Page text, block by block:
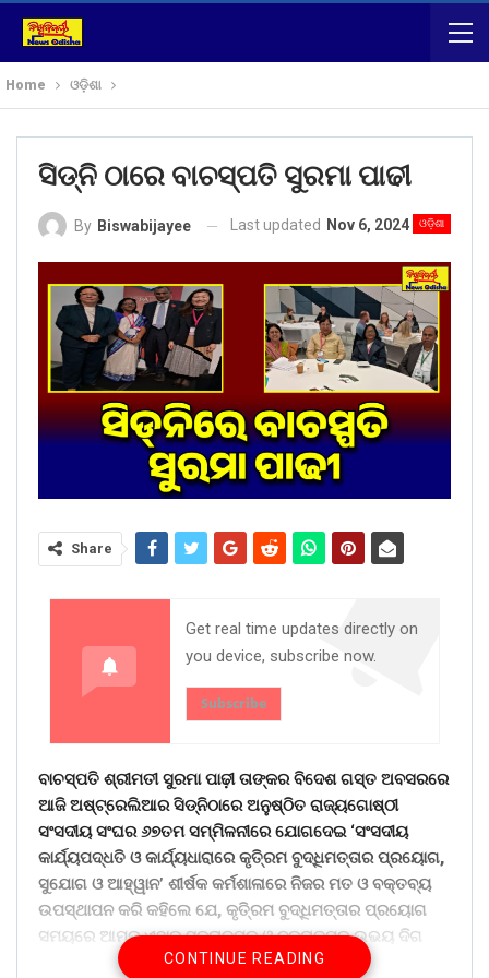
Home ଓଡ଼ିଶା
ସିଡ୍‌ନି ଠାରେ ବାଚସ୍ପତି ସୁରମା ପାଢୀ
ଓଡ଼ିଶା
By Biswabijayee Last updated Nov 6, 2024
Share
Get real time updates directly on
you device, subscribe now.
Subscribe
ବାଚସ୍ପତି ଶ୍ରୀମତୀ ସୁରମା ପାଢ଼ୀ ତାଙ୍କର ବିଦେଶ ଗସ୍ତ ଅବସରରେ
ଆଜି ଅଷ୍ଟ୍ରେଲିଆର ସିଡ୍‌ନିଠାରେ ଅନୁଷ୍ଠିତ ରାଜ୍ୟଗୋଷ୍ଠୀ
ସଂସଦୀୟ ସଂଘର ୬୭ତମ ସମ୍ମିଳନୀରେ ଯୋଗଦେଇ ‘ସଂସଦୀୟ
କାର୍ଯ୍ୟପଦ୍ଧତି ଓ କାର୍ଯ୍ୟଧାରାରେ କୃତି୍ରମ ବୁଦ୍ଧିମତ୍ତାର ପ୍ରୟୋଗ,
ସୁଯୋଗ ଓ ଆହ୍ୱାନ’ ଶୀର୍ଷକ କର୍ମଶାଳାରେ ନିଜର ମତ ଓ ବକ୍ତବ୍ୟ
ଉପସ୍ଥାପନ କରି କହିଲେ ଯେ, କୃତି୍ରମ ବୁଦ୍ଧିମତ୍ତାର ପ୍ରୟୋଗ
ସମୟରେ ଆମକୁ ଏହାର ସକରାତ୍ମକ ଓ ନକରାତ୍ମକ ଉଭୟ ଦିଗ
ପ୍ରତି ସଚେତନ ରହି କାର୍ଯ୍ୟ କରିବାକୁ ପଡ଼ିବ । ଯଦିଓ ଦୁନିଆ ଏବେ
CONTINUE READING